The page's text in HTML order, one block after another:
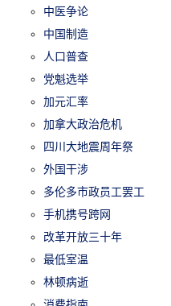
中医争论
中国制造
人口普查
党魁选举
加元汇率
加拿大政治危机
四川大地震周年祭
外国干涉
多伦多市政员工罢工
手机携号跨网
改革开放三十年
最低室温
林顿病逝